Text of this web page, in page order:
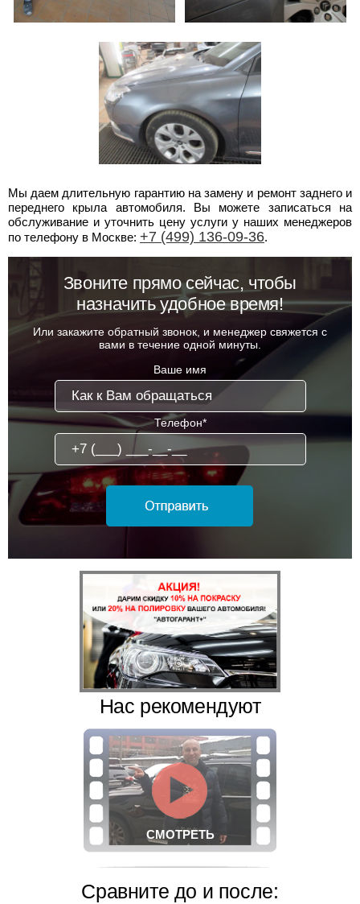
Мы даем длительную гарантию на замену и ремонт заднего и
переднего крыла автомобиля. Вы можете записаться на
обслуживание и уточнить цену услуги у наших менеджеров
по телефону в Москве: +7 (499) 136-09-36.
Звоните прямо сейчас, чтобы
назначить удобное время!
Или закажите обратный звонок, и менеджер свяжется с
вами в течение одной минуты.
Ваше имя
Телефон*
Нас рекомендуют
СМОТРЕТЬ
Сравните до и после: